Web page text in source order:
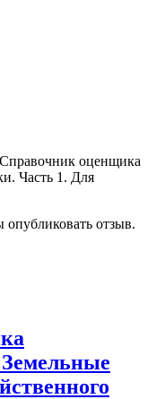
оценщика
Часть 1. Для
опубликовать отзыв.